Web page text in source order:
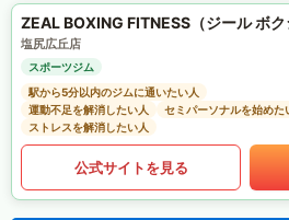
塩尻広丘店
スポーツジム
駅から5分以内のジムに通いたい人
運動不足を解消したい人
セミパーソナルを始めた
ストレスを解消したい人
公式サイトを見る